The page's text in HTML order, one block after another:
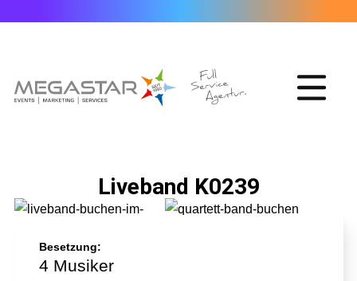
Liveband K0239
Besetzung:
4 Musiker